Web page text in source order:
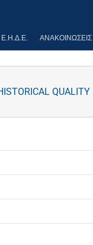
Ε.Η.Δ.Ε. ΑΝΑΚΟΙΝΏΣΕΙΣ
QUALITY